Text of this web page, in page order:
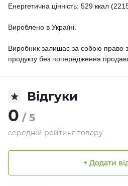
Енергетична цінність: 529 ккал
Вироблено в Україні.
Виробник залишає за собою право
продукту без попередження
Відгуки
0 / 5
середній рейтинг товару
+ Додати